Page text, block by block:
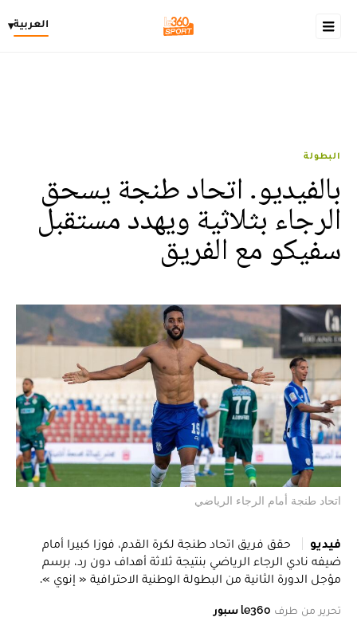
العربية▾
البطولة
بالفيديو. اتحاد طنجة يسحق
الرجاء بثلاثية ويهدد مستقبل
سفيكو مع الفريق
اتحاد طنجة أمام الرجاء الرياضي
فيديو
حقق فريق اتحاد طنجة لكرة القدم، فوزا كبيرا أمام
ضيفه نادي الرجاء الرياضي بنتيجة ثلاثة أهداف دون رد، برسم
مؤجل الدورة الثانية من البطولة الوطنية الاحترافية « إنوي ».
تحرير من طرف le360 سبور